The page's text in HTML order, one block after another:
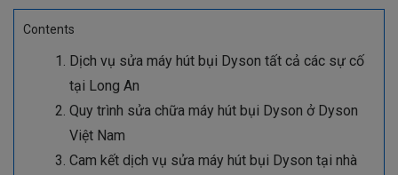
Contents
Dịch vụ sửa máy hút bụi Dyson tất cả các sự cố
tại Long An
Quy trình sửa chữa máy hút bụi Dyson ở Dyson
Việt Nam
Cam kết dịch vụ sửa máy hút bụi Dyson tại nhà